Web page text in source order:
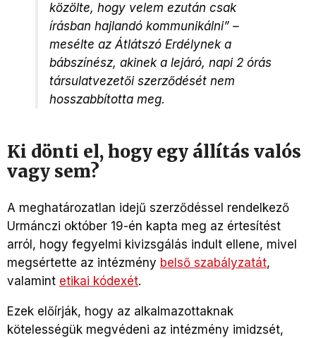
közölte, hogy velem ezután csak
írásban hajlandó kommunikálni” –
mesélte az Átlátszó Erdélynek a
bábszínész, akinek a lejáró, napi 2 órás
társulatvezetői szerződését nem
hosszabbította meg.
Ki dönti el, hogy egy állítás valós
vagy sem?
A meghatározatlan idejű szerződéssel rendelkező
Urmánczi október 19-én kapta meg az értesítést
arról, hogy fegyelmi kivizsgálás indult ellene, mivel
megsértette az intézmény belső szabályzatát,
valamint etikai kódexét.
Ezek előírják, hogy az alkalmazottaknak
kötelességük megvédeni az intézmény imidzsét,